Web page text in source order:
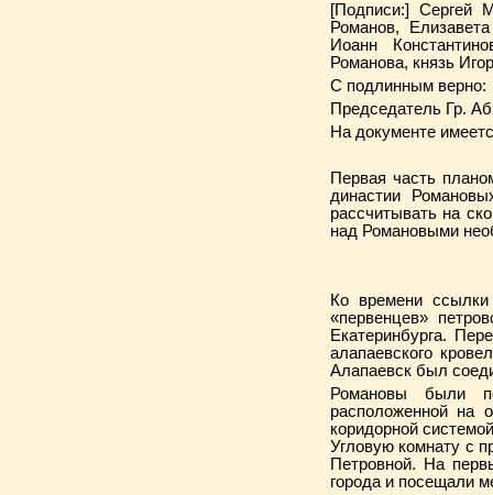
[Подписи:] Сергей
Романов,
Иоанн
Романова, князь
С подлинным верно:
Председатель Гр.
На документе
Первая часть
династии
рассчитывать на
над Романовыми
Ко времени
«первенцев»
Екатеринбурга.
алапаевского
Алапаевск был
Романовы были
расположенной на
коридорной
Угловую комнату с
Петровной. На
города и посещали